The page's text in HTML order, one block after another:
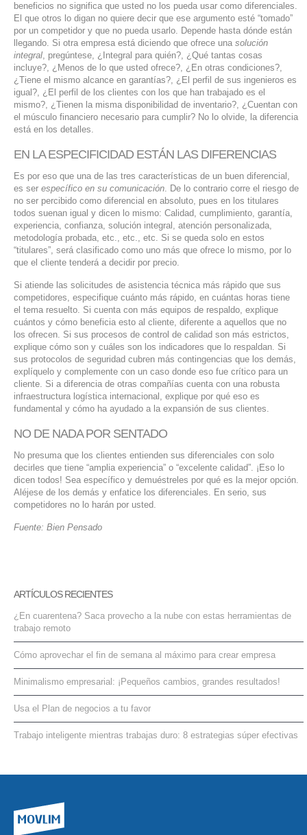
beneficios no significa que usted no los pueda usar como diferenciales.
El que otros lo digan no quiere decir que ese argumento esté “tomado”
por un competidor y que no pueda usarlo. Depende hasta dónde están
llegando. Si otra empresa está diciendo que ofrece una solución
integral, pregúntese, ¿Integral para quién?, ¿Qué tantas cosas
incluye?, ¿Menos de lo que usted ofrece?, ¿En otras condiciones?,
¿Tiene el mismo alcance en garantías?, ¿El perfil de sus ingenieros es
igual?, ¿El perfil de los clientes con los que han trabajado es el
mismo?, ¿Tienen la misma disponibilidad de inventario?, ¿Cuentan con
el músculo financiero necesario para cumplir? No lo olvide, la diferencia
está en los detalles.
EN LA ESPECIFICIDAD ESTÁN LAS DIFERENCIAS
Es por eso que una de las tres características de un buen diferencial,
es ser específico en su comunicación. De lo contrario corre el riesgo de
no ser percibido como diferencial en absoluto, pues en los titulares
todos suenan igual y dicen lo mismo: Calidad, cumplimiento, garantía,
experiencia, confianza, solución integral, atención personalizada,
metodología probada, etc., etc., etc. Si se queda solo en estos
“titulares”, será clasificado como uno más que ofrece lo mismo, por lo
que el cliente tenderá a decidir por precio.
Si atiende las solicitudes de asistencia técnica más rápido que sus
competidores, especifique cuánto más rápido, en cuántas horas tiene
el tema resuelto. Si cuenta con más equipos de respaldo, explique
cuántos y cómo beneficia esto al cliente, diferente a aquellos que no
los ofrecen. Si sus procesos de control de calidad son más estrictos,
explique cómo son y cuáles son los indicadores que lo respaldan. Si
sus protocolos de seguridad cubren más contingencias que los demás,
explíquelo y complemente con un caso donde eso fue crítico para un
cliente. Si a diferencia de otras compañías cuenta con una robusta
infraestructura logística internacional, explique por qué eso es
fundamental y cómo ha ayudado a la expansión de sus clientes.
NO DE NADA POR SENTADO
No presuma que los clientes entienden sus diferenciales con solo
decirles que tiene “amplia experiencia” o “excelente calidad”. ¡Eso lo
dicen todos! Sea específico y demuéstreles por qué es la mejor opción.
Aléjese de los demás y enfatice los diferenciales. En serio, sus
competidores no lo harán por usted.
Fuente: Bien Pensado
ARTÍCULOS RECIENTES
¿En cuarentena? Saca provecho a la nube con estas herramientas de
trabajo remoto
Cómo aprovechar el fin de semana al máximo para crear empresa
Minimalismo empresarial: ¡Pequeños cambios, grandes resultados!
Usa el Plan de negocios a tu favor
Trabajo inteligente mientras trabajas duro: 8 estrategias súper efectivas